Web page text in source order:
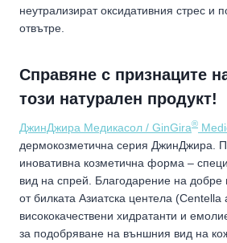
неутрализират оксидативния стрес и
отвътре.
Справяне с признаците
този натурален продукт!
ДжинДжира Медикасол / GinGira®
дермокозметична серия ДжинДжира.
иновативна козметична форма –
вид на спрей. Благодарение на добре
от билката Азиатска центела (Centella
висококачествени хидратанти и
за подобряване на външния вид на